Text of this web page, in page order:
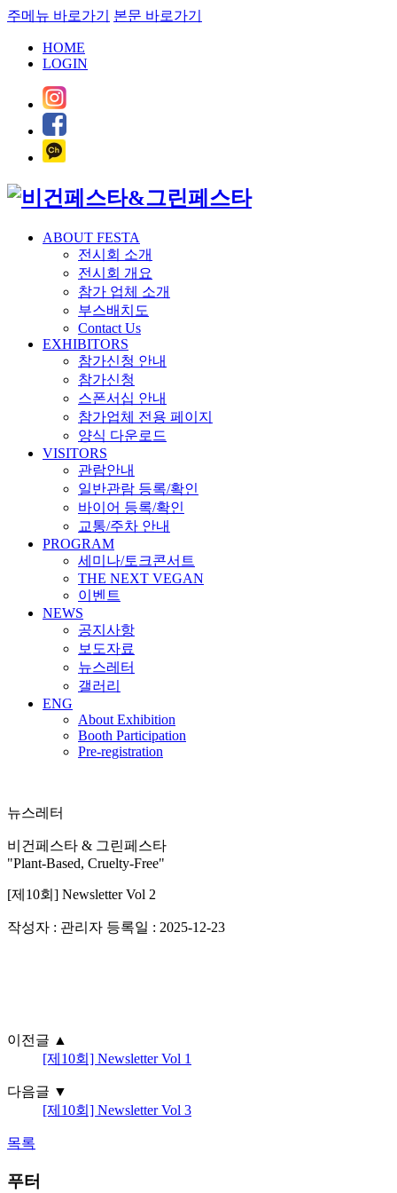
주메뉴 바로가기 본문 바로가기
HOME
LOGIN
ABOUT FESTA
전시회 소개
전시회 개요
참가 업체 소개
부스배치도
Contact Us
EXHIBITORS
참가신청 안내
참가신청
스폰서십 안내
참가업체 전용 페이지
양식 다운로드
VISITORS
관람안내
일반관람 등록/확인
바이어 등록/확인
교통/주차 안내
PROGRAM
세미나/토크콘서트
THE NEXT VEGAN
이벤트
NEWS
공지사항
보도자료
뉴스레터
갤러리
ENG
About Exhibition
Booth Participation
Pre-registration
뉴스레터
비건페스타 & 그린페스타
"Plant-Based, Cruelty-Free"
[제10회] Newsletter Vol 2
작성자 : 관리자 등록일 : 2025-12-23
이전글 ▲
[제10회] Newsletter Vol 1
다음글 ▼
[제10회] Newsletter Vol 3
목록
푸터